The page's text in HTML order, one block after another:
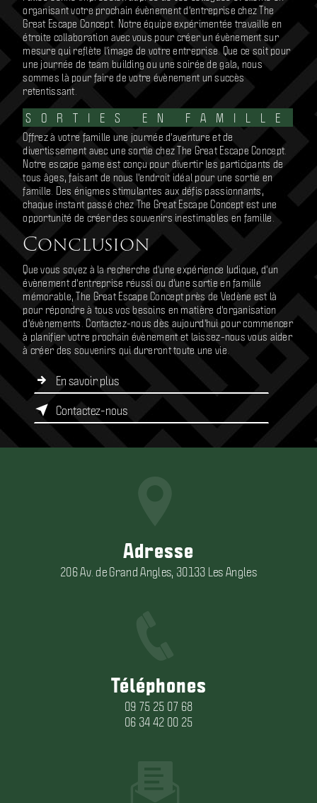
organisant votre prochain évènement d'entreprise chez The
Great Escape Concept. Notre équipe expérimentée travaille en
étroite collaboration avec vous pour créer un évènement sur
mesure qui reflète l'image de votre entreprise. Que ce soit pour
une journée de team building ou une soirée de gala, nous
sommes là pour faire de votre évènement un succès
retentissant.
SORTIES EN FAMILLE
Offrez à votre famille une journée d'aventure et de
divertissement avec une sortie chez The Great Escape Concept.
Notre escape game est conçu pour divertir les participants de
tous âges, faisant de nous l'endroit idéal pour une sortie en
famille. Des énigmes stimulantes aux défis passionnants,
chaque instant passé chez The Great Escape Concept est une
opportunité de créer des souvenirs inestimables en famille.
Conclusion
Que vous soyez à la recherche d'une expérience ludique, d'un
évènement d'entreprise réussi ou d'une sortie en famille
mémorable, The Great Escape Concept près de Vedène est là
pour répondre à tous vos besoins en matière d'organisation
d'évènements. Contactez-nous dès aujourd'hui pour commencer
à planifier votre prochain évènement et laissez-nous vous aider
à créer des souvenirs qui dureront toute une vie.
En savoir plus
Contactez-nous
Adresse
206 Av. de Grand Angles, 30133 Les Angles
Téléphones
09 75 25 07 68
06 34 42 00 25